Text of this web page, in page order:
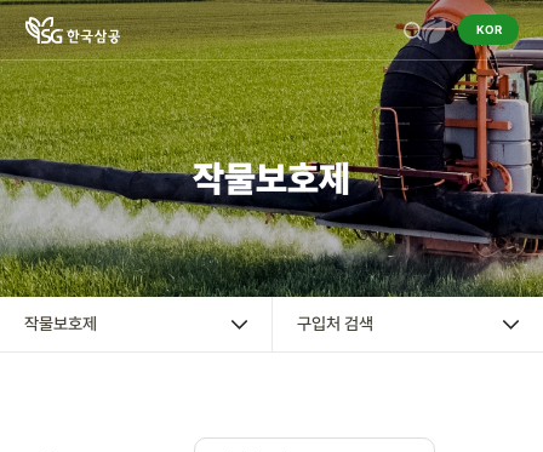
KOR
기업정보
작물보호제
작물보호제
작물보호제
작물보호제 구입처 검색